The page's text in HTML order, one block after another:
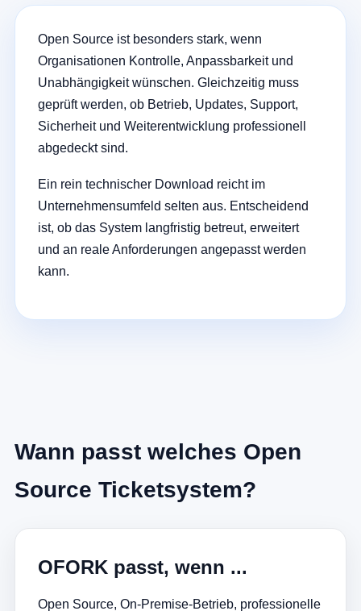
Open Source ist besonders stark, wenn
Organisationen Kontrolle, Anpassbarkeit und
Unabhängigkeit wünschen. Gleichzeitig muss
geprüft werden, ob Betrieb, Updates, Support,
Sicherheit und Weiterentwicklung professionell
abgedeckt sind.
Ein rein technischer Download reicht im
Unternehmensumfeld selten aus. Entscheidend
ist, ob das System langfristig betreut, erweitert
und an reale Anforderungen angepasst werden
kann.
Wann passt welches Open
Source Ticketsystem?
OFORK passt, wenn ...
Open Source, On-Premise-Betrieb, professionelle